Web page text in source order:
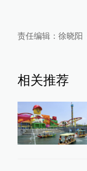
责任编辑： 徐晓阳
相关推荐